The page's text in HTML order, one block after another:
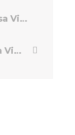
0812 8000 2771 – Jasa Video Klip Lagu, Jasa Video Klip Murah | Jasa Video eps-production
0812 8000 2771 – Jasa Video Melahirkan, Jasa Video Motion | Jasa Video eps-production